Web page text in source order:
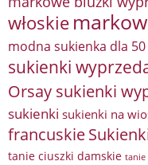
włoskie
modna sukienka dla
sukienki
Orsay sukienki
sukienki sukienki na
francuskie
tanie ciuszki damskie tanie